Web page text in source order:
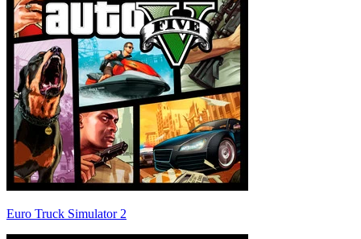
Euro Truck Simulator 2